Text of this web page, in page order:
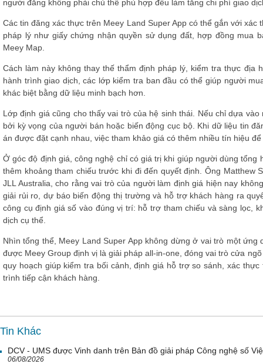
người đăng không phải chủ thể phù hợp đều làm tăng chi phí giao
Các tin đăng xác thực trên Meey Land Super App có thể gắn với
pháp lý như giấy chứng nhận quyền sử dụng đất, hợp đồng mua
Meey Map.
Cách làm này không thay thế thẩm định pháp lý, kiểm tra thực địa
hành trình giao dịch, các lớp kiểm tra ban đầu có thể giúp người
khác biệt bằng dữ liệu minh bạch hơn.
Lớp định giá cũng cho thấy vai trò của hệ sinh thái. Nếu chỉ dựa
bởi kỳ vọng của người bán hoặc biến động cục bộ. Khi dữ liệu tin
án được đặt cạnh nhau, việc tham khảo giá có thêm nhiều tín hiệu
Ở góc độ định giá, công nghệ chỉ có giá trị khi giúp người dùng
thêm khoảng tham chiếu trước khi đi đến quyết định. Ông Matthew
JLL Australia, cho rằng vai trò của người làm định giá hiện nay
giải rủi ro, dự báo biến động thị trường và hỗ trợ khách hàng ra
công cụ định giá số vào đúng vị trí: hỗ trợ tham chiếu và sàng lọc,
dịch cụ thể.
Nhìn tổng thể, Meey Land Super App không dừng ở vai trò một
được Meey Group định vị là giải pháp all-in-one, đóng vai trò cửa
quy hoạch giúp kiểm tra bối cảnh, định giá hỗ trợ so sánh, xác
trình tiếp cận khách hàng.
Tin Khác
DCV - UMS được Vinh danh trên Bản đồ giải pháp Công nghệ số
06/08/2026